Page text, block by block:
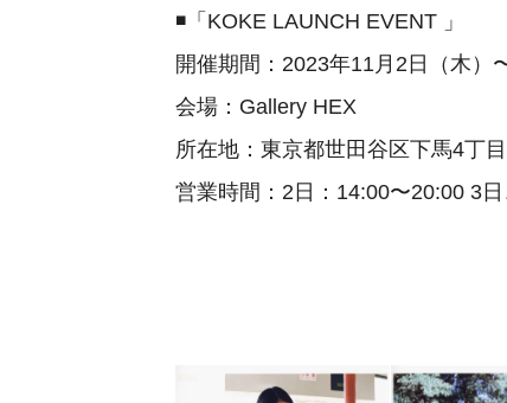
◾️「KOKE LAUNCH EVENT 」
開催期間：2023年11月2日（木）
会場：Gallery HEX
所在地：東京都世田谷区下馬4丁
営業時間：2日：14:00〜20:00 3